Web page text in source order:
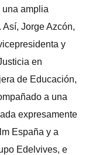
amplia
Jorge Azcón,
y
en
de Educación,
a una
expresamente
España y a
Edelvives, e